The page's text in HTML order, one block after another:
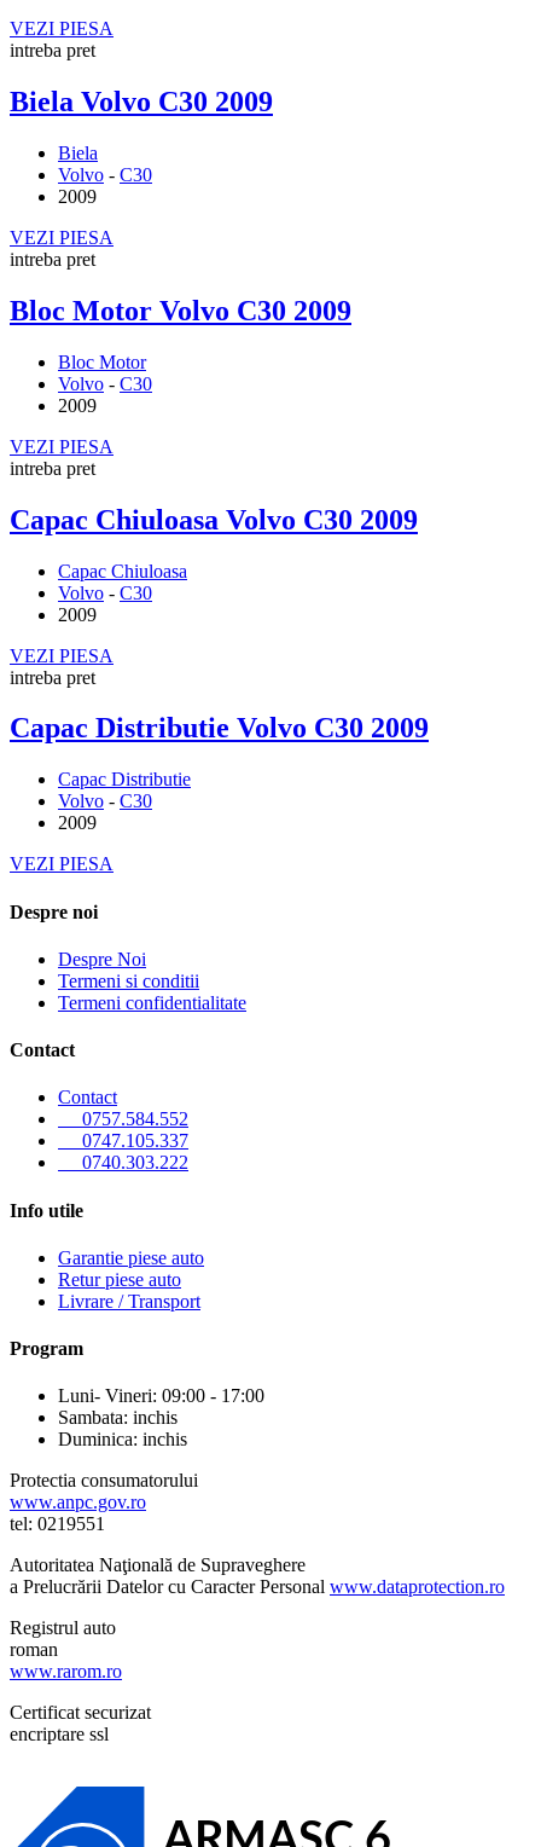
VEZI PIESA
intreba pret
Biela Volvo C30 2009
Biela
Volvo - C30
2009
VEZI PIESA
intreba pret
Bloc Motor Volvo C30 2009
Bloc Motor
Volvo - C30
2009
VEZI PIESA
intreba pret
Capac Chiuloasa Volvo C30 2009
Capac Chiuloasa
Volvo - C30
2009
VEZI PIESA
intreba pret
Capac Distributie Volvo C30 2009
Capac Distributie
Volvo - C30
2009
VEZI PIESA
Despre noi
Despre Noi
Termeni si conditii
Termeni confidentialitate
Contact
Contact
0757.584.552
0747.105.337
0740.303.222
Info utile
Garantie piese auto
Retur piese auto
Livrare / Transport
Program
Luni- Vineri: 09:00 - 17:00
Sambata: inchis
Duminica: inchis
Protectia consumatorului
www.anpc.gov.ro
tel: 0219551
Autoritatea Naţională de Supraveghere
a Prelucrării Datelor cu Caracter Personal www.dataprotection.ro
Registrul auto
roman
www.rarom.ro
Certificat securizat
encriptare ssl